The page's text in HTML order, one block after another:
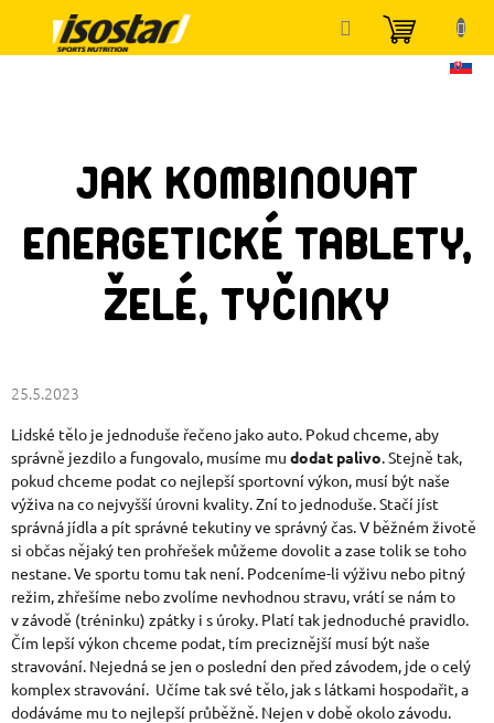
obsah
KOŠÍK
JAK KOMBINOVAT
ENERGETICKÉ TABLETY,
ŽELÉ, TYČINKY
25.5.2023
Lidské tělo je jednoduše řečeno jako auto. Pokud chceme, aby
správně jezdilo a fungovalo, musíme mu dodat palivo . Stejně tak,
pokud chceme podat co nejlepší sportovní výkon, musí být naše
výživa na co nejvyšší úrovni kvality. Zní to jednoduše. Stačí jíst
správná jídla a pít správné tekutiny ve správný čas. V běžném životě
si občas nějaký ten prohřešek můžeme dovolit a zase tolik se toho
nestane. Ve sportu tomu tak není. Podceníme-li výživu nebo pitný
režim, zhřešíme nebo zvolíme nevhodnou stravu, vrátí se nám to
v závodě (tréninku) zpátky i s úroky. Platí tak jednoduché pravidlo.
Čím lepší výkon chceme podat, tím preciznější musí být naše
stravování. Nejedná se jen o poslední den před závodem, jde o celý
komplex stravování. Učíme tak své tělo, jak s látkami hospodařit, a
dodáváme mu to nejlepší průběžně. Nejen v době okolo závodu.